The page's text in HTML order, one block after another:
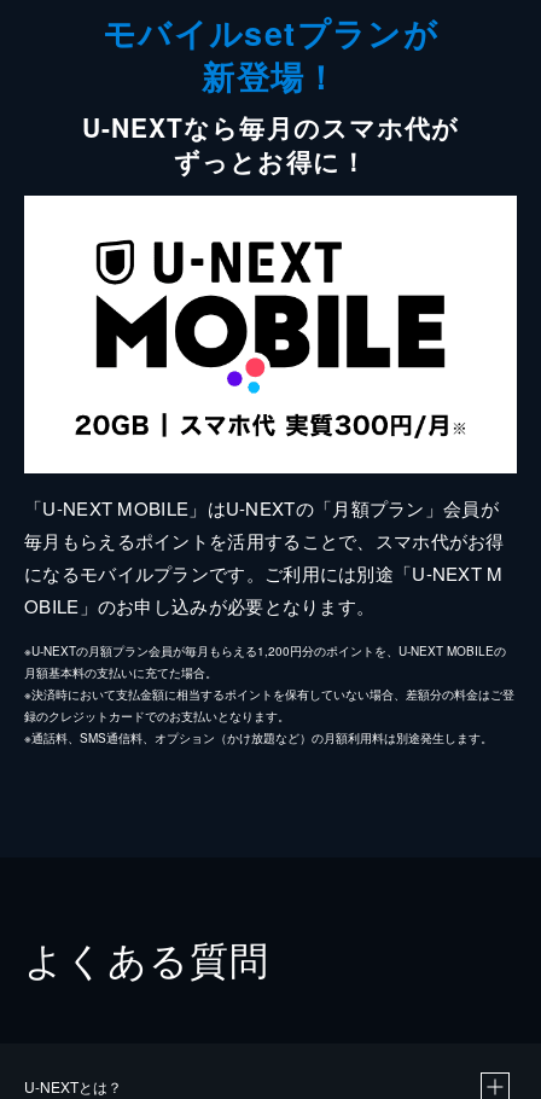
モバイルsetプランが
新登場！
U-NEXTなら毎月のスマホ代が
ずっとお得に！
「U-NEXT MOBILE」はU-NEXTの「月額プラン」会員が
毎月もらえるポイントを活用することで、スマホ代がお得
になるモバイルプランです。ご利用には別途「U-NEXT M
OBILE」のお申し込みが必要となります。
※U-NEXTの月額プラン会員が毎月もらえる1,200円分のポイントを、U-NEXT MOBILEの
月額基本料の支払いに充てた場合。
※決済時において支払金額に相当するポイントを保有していない場合、差額分の料金はご登
録のクレジットカードでのお支払いとなります。
※通話料、SMS通信料、オプション（かけ放題など）の月額利用料は別途発生します。
よくある質問
U-NEXTとは？